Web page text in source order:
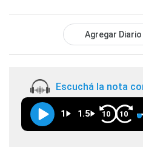
Agregar Diario
Escuchá la nota
1 1.5 10 10